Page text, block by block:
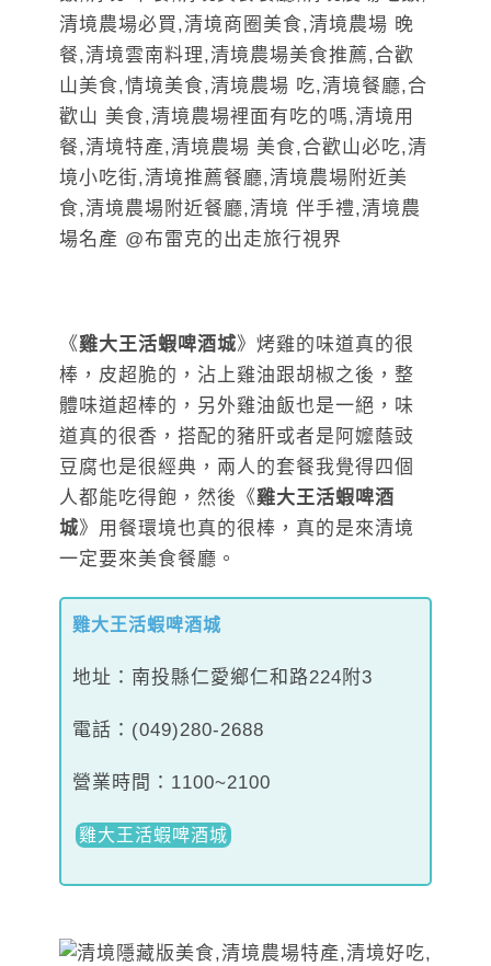
《雞大王活蝦啤酒城》烤雞的味道真的很
棒，皮超脆的，沾上雞油跟胡椒之後，整
體味道超棒的，另外雞油飯也是一絕，味
道真的很香，搭配的豬肝或者是阿嬤蔭豉
豆腐也是很經典，兩人的套餐我覺得四個
人都能吃得飽，然後《雞大王活蝦啤酒
城》用餐環境也真的很棒，真的是來清境
一定要來美食餐廳。
雞大王活蝦啤酒城
地址：南投縣仁愛鄉仁和路224附3
電話：(049)280-2688
營業時間：1100~2100
雞大王活蝦啤酒城